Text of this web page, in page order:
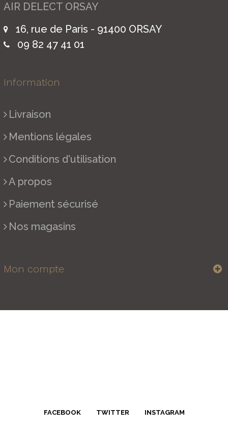
AIR DELECT ORSAY
16, rue de Paris - 91400 ORSAY
09 82 47 41 01
Information
Livraison
Mentions légales
Conditions d'utilisation
A propos
Paiement sécurisé
Nos magasins
Mon compte
FACEBOOK TWITTER INSTAGRAM